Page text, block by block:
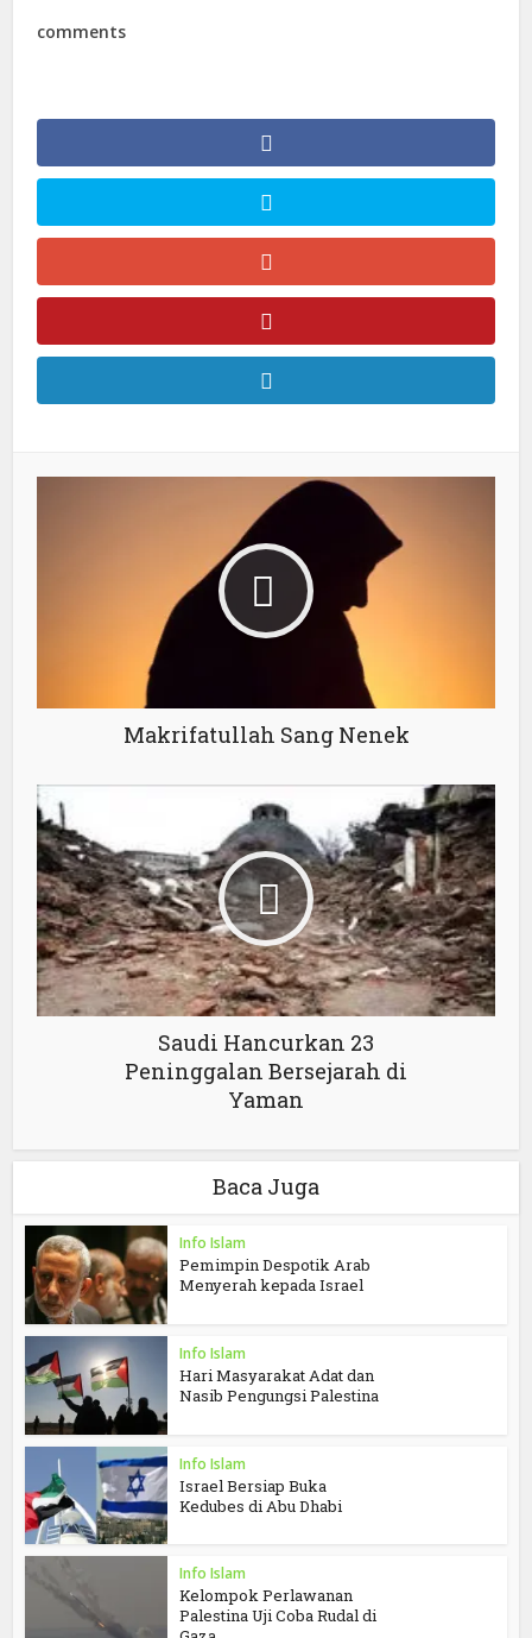
comments
Makrifatullah Sang Nenek
Saudi Hancurkan 23
Peninggalan Bersejarah di
Yaman
Baca Juga
Info Islam
Pemimpin Despotik Arab
Menyerah kepada Israel
Info Islam
Hari Masyarakat Adat dan
Nasib Pengungsi Palestina
Info Islam
Israel Bersiap Buka
Kedubes di Abu Dhabi
Info Islam
Kelompok Perlawanan
Palestina Uji Coba Rudal di